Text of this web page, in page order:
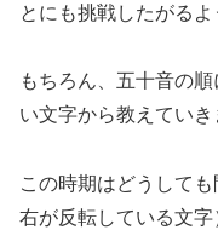
とにも挑戦したがるよ
もちろん、五十音の
い文字から教えていき
この時期はどうして
右が反転している文字